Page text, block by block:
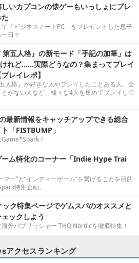
いカプコンの懐ゲーもいっしょにプレ
「ビジネスノートPC」をプレゼントした息子
日？
五人格』の新モード「手記の加筆」は
れど……実際どうなの？集まってプレイ
レイレポ】
人格』が好きな人やプレイしたことある人、全
とがない人など、様々な4人を集めてプレイして
最新情報をキャッチアップできる総合
「FISTBUMP」
！
ーム特化のコーナー「Indie Hype Trai
マー”と“インディーゲーム”を繋げることを目的
特別企画。
ク特集ページでゲムスパのオススメと
ックしよう
外パブリッシャー THQ Nordicを徹底特集！
アクセスランキング